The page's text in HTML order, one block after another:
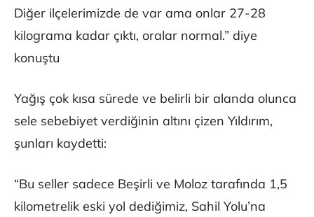
Diğer ilçelerimizde de var ama onlar 27-28
kilograma kadar çıktı, oralar normal.” diye
konuştu
Yağış çok kısa sürede ve belirli bir alanda olunca
sele sebebiyet verdiğinin altını çizen Yıldırım,
şunları kaydetti:
“Bu seller sadece Beşirli ve Moloz tarafında 1,5
kilometrelik eski yol dediğimiz, Sahil Yolu’na